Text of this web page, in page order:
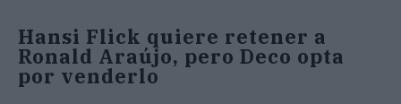
Hansi Flick quiere retener a
Ronald Araújo, pero Deco opta
por venderlo